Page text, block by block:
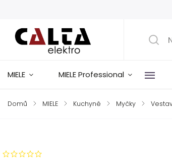
MIELE MIELE Professional
Domů / MIELE / Kuchyně / Myčky /